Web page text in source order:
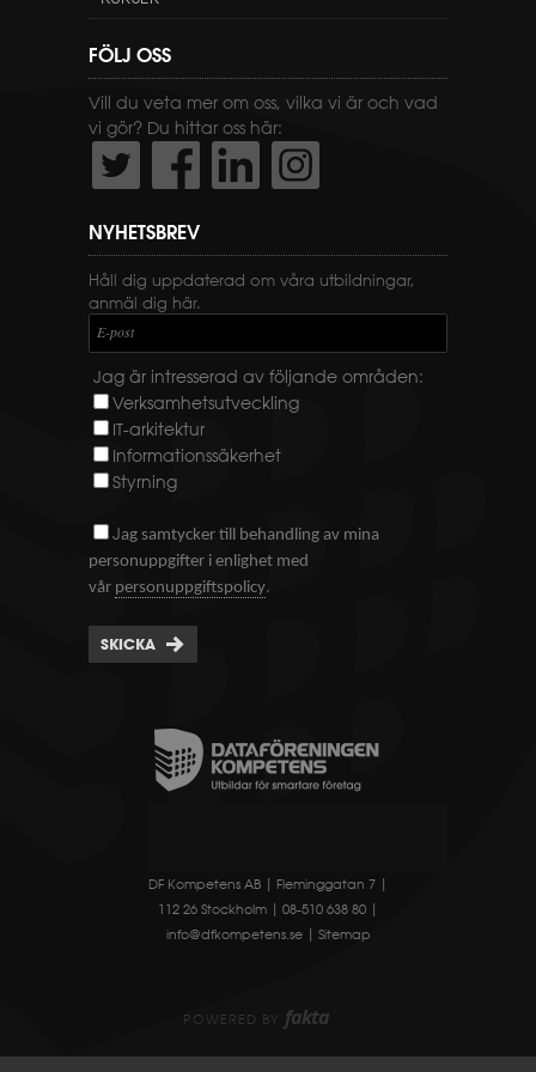
FÖLJ OSS
Vill du veta mer om oss, vilka vi är och vad
vi gör? Du hittar oss här:
NYHETSBREV
Håll dig uppdaterad om våra utbildningar,
anmäl dig här.
E-post
Jag är intresserad av följande områden:
Verksamhetsutveckling
IT-arkitektur
Informationssäkerhet
Styrning
Jag samtycker till behandling av mina
personuppgifter i enlighet med
vår personuppgiftspolicy.
SKICKA
DF Kompetens AB | Fleminggatan 7 |
112 26 Stockholm | 08-510 638 80 |
info@dfkompetens.se| Sitemap
POWERED BY fakta